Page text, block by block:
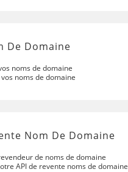
De Domaine
noms de domaine
noms de domaine
Nom De Domaine
de noms de domaine
API de revente noms de domaine